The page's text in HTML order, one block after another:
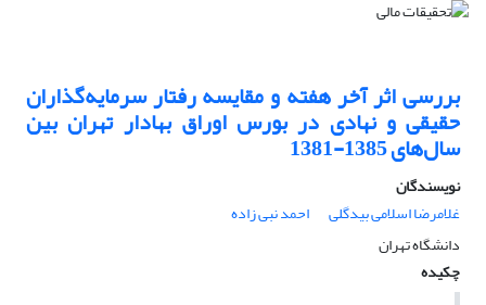
بررسی اثر آخر هفته و مقایسه رفتار سرمایه‌گذاران
حقیقی و نهادی در بورس اوراق بهادار تهران بین
سال‌های 1385-1381
نویسندگان
غلامرضا اسلامی بیدگلی
احمد نبی زاده
دانشگاه تهران
چکیده